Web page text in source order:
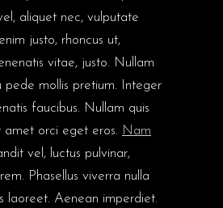
aliquet nec, vulputate
justo, rhoncus ut,
vitae, justo. Nullam
pede mollis pretium. Integer
faucibus. Nullam quis
amet orci eget eros. Nam
vel, luctus pulvinar,
Phasellus viverra nulla
laoreet. Aenean imperdiet.